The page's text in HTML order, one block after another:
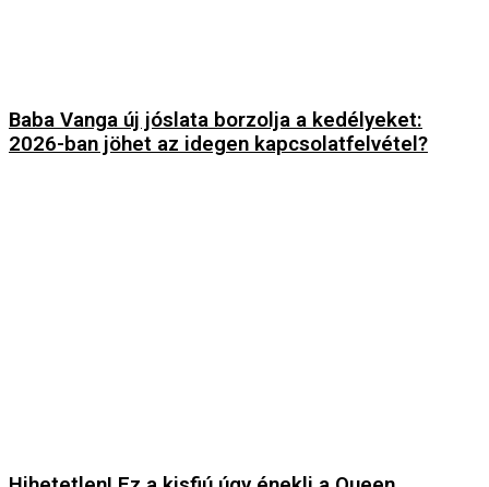
Baba Vanga új jóslata borzolja a kedélyeket:
2026-ban jöhet az idegen kapcsolatfelvétel?